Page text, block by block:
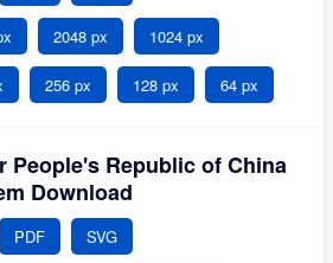
2048 px 1024 px
256 px 128 px 64 px
People's Republic of China
Download
PDF SVG